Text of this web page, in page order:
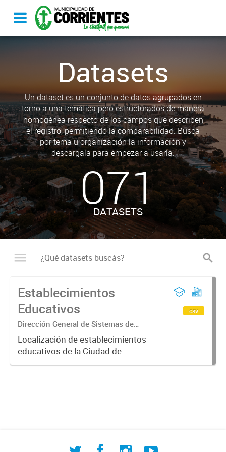
Datasets
Un dataset es un conjunto de datos agrupados en
torno a una temática pero estructurados de manera
homogénea respecto de los campos que describen
el registro, permitiendo la comparabilidad. Busca
por tema u organización la información y
descargala para empezar a usarla.
071
DATASETS
Establecimientos
Educativos
Dirección General de Sistemas de
Información Geográfica
Localización de establecimientos
educativos de la Ciudad de
Corrientes
csv